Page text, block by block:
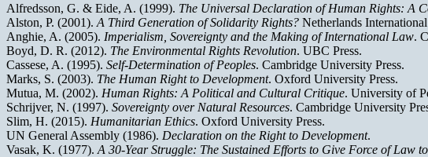
Alfredsson, G. & Eide, A. (1999). The Universal Declaration of Human Rights: A
Alston, P. (2001). A Third Generation of Solidarity Rights? Netherlands
Anghie, A. (2005). Imperialism, Sovereignty and the Making of International Law.
Boyd, D. R. (2012). The Environmental Rights Revolution. UBC Press.
Cassese, A. (1995). Self-Determination of Peoples. Cambridge University Press.
Marks, S. (2003). The Human Right to Development. Oxford University Press.
Mutua, M. (2002). Human Rights: A Political and Cultural Critique. University of
Schrijver, N. (1997). Sovereignty over Natural Resources. Cambridge University
Slim, H. (2015). Humanitarian Ethics. Oxford University Press.
UN General Assembly (1986). Declaration on the Right to Development.
Vasak, K. (1977). A 30-Year Struggle: The Sustained Efforts to Give Force of Law